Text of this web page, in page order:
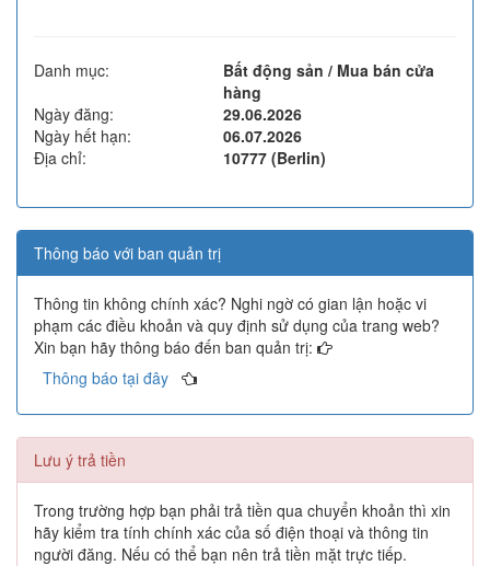
Danh mục:
Bất động sản / Mua bán cửa
hàng
Ngày đăng:
29.06.2026
Ngày hết hạn:
06.07.2026
Địa chỉ:
10777 (Berlin)
Thông báo với ban quản trị
Thông tin không chính xác? Nghi ngờ có gian lận hoặc vi
phạm các điều khoản và quy định sử dụng của trang web?
Xin bạn hãy thông báo đến ban quản trị:
Thông báo tại đây
Lưu ý trả tiền
Trong trường hợp bạn phải trả tiền qua chuyển khoản thì xin
hãy kiểm tra tính chính xác của số điện thoại và thông tin
người đăng. Nếu có thể bạn nên trả tiền mặt trực tiếp.